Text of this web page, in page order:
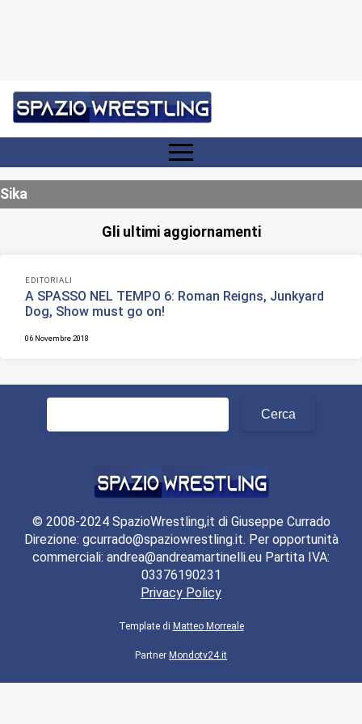
Sika
Gli ultimi aggiornamenti
EDITORIALI
A SPASSO NEL TEMPO 6: Roman Reigns, Junkyard
Dog, Show must go on!
06 Novembre 2018
Ricerca
© 2008-2024 SpazioWrestling,it di Giuseppe Currado
Direzione: gcurrado@spaziowrestling.it. Per opportunità
commerciali: andrea@andreamartinelli.eu Partita IVA:
03376190231
Privacy Policy
Template di Matteo Morreale
Partner Mondotv24.it